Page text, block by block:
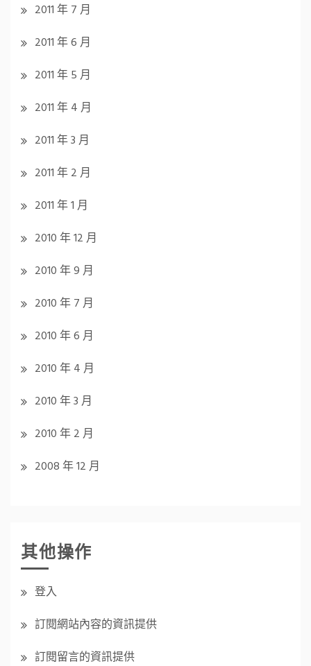
2011 年 7 月
2011 年 6 月
2011 年 5 月
2011 年 4 月
2011 年 3 月
2011 年 2 月
2011 年 1 月
2010 年 12 月
2010 年 9 月
2010 年 7 月
2010 年 6 月
2010 年 4 月
2010 年 3 月
2010 年 2 月
2008 年 12 月
其他操作
登入
訂閱網站內容的資訊提供
訂閱留言的資訊提供